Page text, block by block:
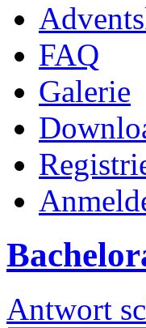
FAQ
Galerie
Antwort